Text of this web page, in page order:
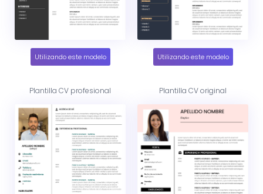
Utilizando este modelo Utilizando este modelo
Plantilla CV profesional Plantilla CV original